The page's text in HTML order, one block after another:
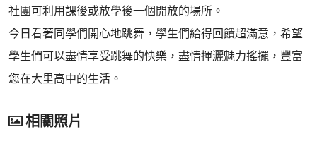
社團可利用課後或放學後一個開放的場所。
今日看著同學們開心地跳舞，學生們給得回饋超滿意，希望
學生們可以盡情享受跳舞的快樂，盡情揮灑魅力搖擺，豐富
您在大里高中的生活。
相關照片